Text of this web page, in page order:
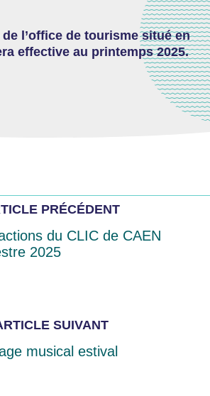
l’office de tourisme situé en
effective au printemps 2025.
PRÉCÉDENT
du CLIC de CAEN
2025
SUIVANT
musical estival